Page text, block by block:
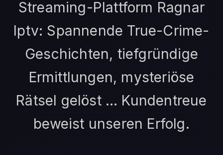
Streaming-Plattform Ragnar
Iptv: Spannende True-Crime-
Geschichten, tiefgründige
Ermittlungen, mysteriöse
Rätsel gelöst … Kundentreue
beweist unseren Erfolg.